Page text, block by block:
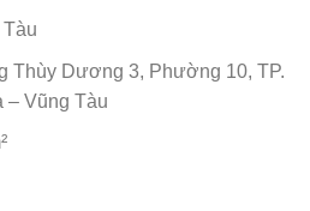
Thùy Dương 3, Phường 10, TP.
– Vũng Tàu